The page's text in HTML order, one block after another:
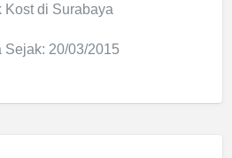
Kost di Surabaya
Sejak: 20/03/2015